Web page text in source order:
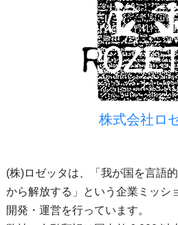
株式会社ロ
(株)ロゼッタは、「我が国を言語
から解放する」という企業ミッシ
開発・運営を行っています。